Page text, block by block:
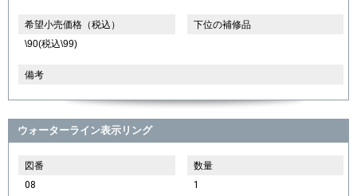
希望小売価格（税込）
\90(税込\99)
下位の補修品
備考
ウォーターライン表示リング
図番
08
数量
1